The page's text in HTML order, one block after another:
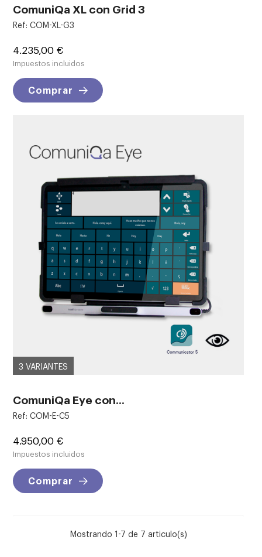
ComuniQa XL con Grid 3
Ref: COM-XL-G3
Precio
4.235,00 €
Impuestos incluidos
Comprar
3 VARIANTES
ComuniQa Eye con...
Ref: COM-E-C5
Precio
4.950,00 €
Impuestos incluidos
Comprar
Mostrando 1-7 de 7 articulo(s)